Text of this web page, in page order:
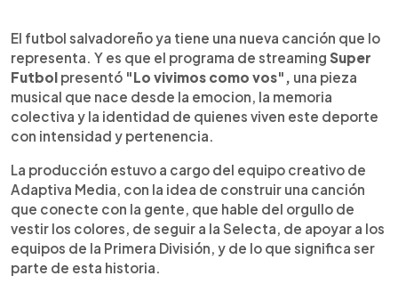
► Escuchar artículo
El futbol salvadoreño ya tiene una nueva canción que lo
representa. Y es que el programa de streaming Super
Futbol presentó "Lo vivimos como vos", una pieza
musical que nace desde la emocion, la memoria
colectiva y la identidad de quienes viven este deporte
con intensidad y pertenencia.
La producción estuvo a cargo del equipo creativo de
Adaptiva Media, con la idea de construir una canción
que conecte con la gente, que hable del orgullo de
vestir los colores, de seguir a la Selecta, de apoyar a los
equipos de la Primera División, y de lo que significa ser
parte de esta historia.